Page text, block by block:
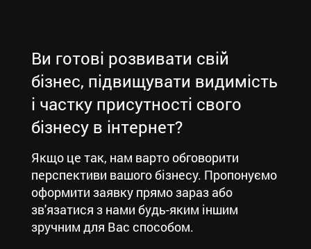
Ви готові розвивати свій
бізнес, підвищувати видимість
і частку присутності свого
бізнесу в інтернет?
Якщо це так, нам варто обговорити
перспективи вашого бізнесу. Пропонуємо
оформити заявку прямо зараз або
зв'язатися з нами будь-яким іншим
зручним для Вас способом.